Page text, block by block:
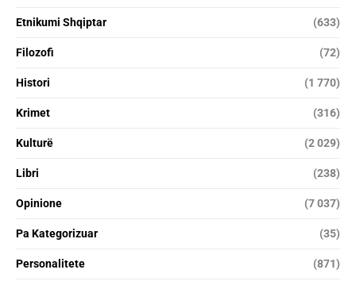
Etnikumi Shqiptar (633)
Filozofi (72)
Histori (1 770)
Krimet (316)
Kulturë (2 029)
Libri (238)
Opinione (7 037)
Pa Kategorizuar (35)
Personalitete (871)